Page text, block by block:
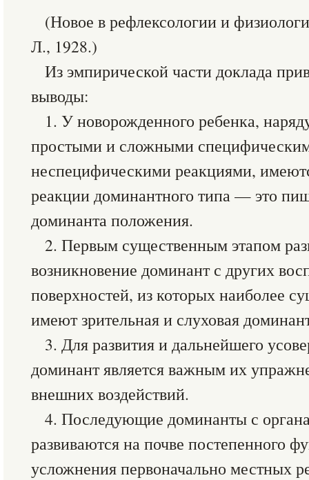
(Новое в рефлексологии и
Л., 1928.)
Из эмпирической части доклада
выводы:
1. У новорожденного ребенка,
простыми и сложными
неспецифическими реакциями,
реакции доминантного типа — это
доминанта положения.
2. Первым существенным этапом
возникновение доминант с других
поверхностей, из которых наиболее
имеют зрительная и слуховая
3. Для развития и дальнейшего
доминант является важным их
внешних воздействий.
4. Последующие доминанты с
развиваются на почве постепенного
усложнения первоначально местных